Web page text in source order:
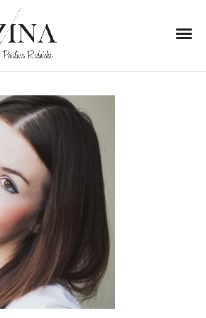
24 listopada 2013
1
by